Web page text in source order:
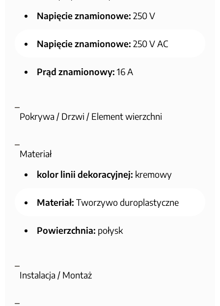
Napięcie znamionowe: 250 V
Napięcie znamionowe: 250 V AC
Prąd znamionowy: 16 A
Pokrywa / Drzwi / Element wierzchni
Materiał
kolor linii dekoracyjnej: kremowy
Materiał: Tworzywo duroplastyczne
Powierzchnia: połysk
Instalacja / Montaż